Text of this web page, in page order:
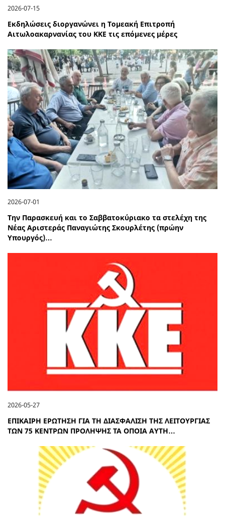
2026-07-15
Εκδηλώσεις διοργανώνει η Τομεακή Επιτροπή
Αιτωλοακαρνανίας του ΚΚΕ τις επόμενες μέρες
2026-07-01
Την Παρασκευή και το Σαββατοκύριακο τα στελέχη της
Νέας Αριστεράς Παναγιώτης Σκουρλέτης (πρώην
Υπουργός)…
2026-05-27
ΕΠΙΚΑΙΡΗ ΕΡΩΤΗΣΗ ΓΙΑ ΤΗ ΔΙΑΣΦΑΛΙΣΗ ΤΗΣ ΛΕΙΤΟΥΡΓΙΑΣ
ΤΩΝ 75 ΚΕΝΤΡΩΝ ΠΡΟΛΗΨΗΣ ΤΑ ΟΠΟΙΑ ΑΥΤΗ…